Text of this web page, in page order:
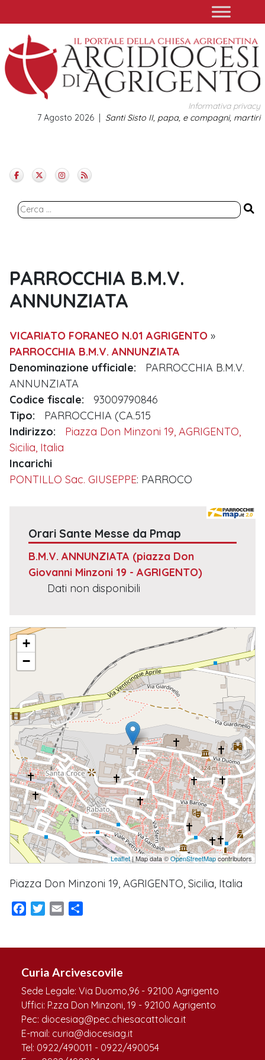
to
content
Informativa privacy
Santi Sisto II, papa, e compagni, martiri
7 Agosto 2026
Ricerca
PARROCCHIA B.M.V.
ANNUNZIATA
VICARIATO FORANEO N.01 AGRIGENTO »
PARROCCHIA B.M.V. ANNUNZIATA
Denominazione ufficiale:
PARROCCHIA B.M.V.
ANNUNZIATA
Codice fiscale:
93009790846
Tipo:
PARROCCHIA (CA.515
Indirizzo:
Piazza Don Minzoni 19, AGRIGENTO,
Sicilia, Italia
Incarichi
PONTILLO Sac. GIUSEPPE: PARROCO
Orari Sante Messe da Pmap
B.M.V. ANNUNZIATA (piazza Don
Giovanni Minzoni 19 - AGRIGENTO)
Dati non disponibili
PARROCCHIA B.M.V. ANNUNZIATA
+
−
Leaflet| Map data ©OpenStreetMapcontributors
Piazza Don Minzoni 19, AGRIGENTO, Sicilia, Italia
Facebook
TwitterEmail
Curia Arcivescovile
Sede Legale: Via Duomo,96 - 92100 Agrigento
Uffici: P.zza Don Minzoni, 19 - 92100 Agrigento
Pec: diocesiag@pec.chiesacattolica.it
E-mail: curia@diocesiag.it
Tel: 0922/490011 - 0922/490054